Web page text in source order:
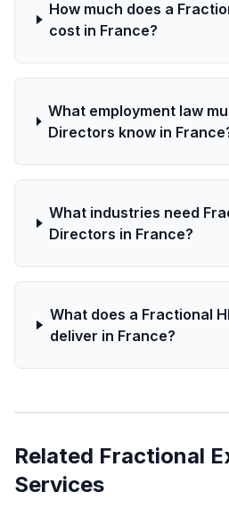
How much does a
cost in France?
What employment law
Directors know in
What industries need
Directors in France?
What does a Fractional
deliver in France?
Related Fractional
Services